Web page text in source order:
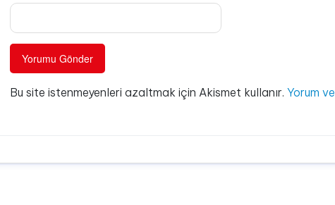
Bu site istenmeyenleri azaltmak için Akismet kullanır. Yorum